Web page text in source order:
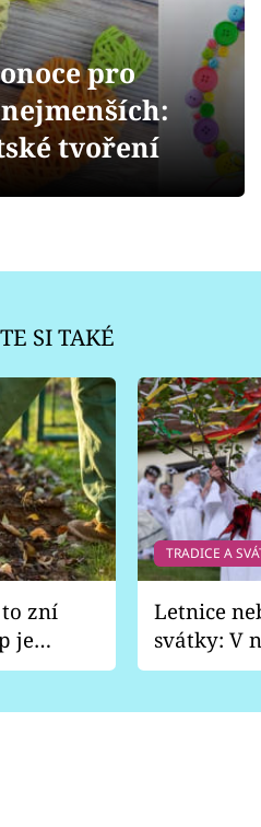
pro
tvoření
SI TAKÉ
zní
je
TRADICE A
Letnice
svátky: V
pondělí